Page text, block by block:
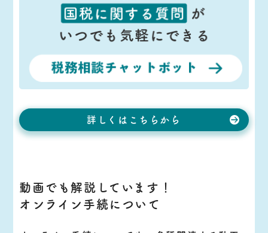
詳しくはこちらから
動画でも解説しています！
オンライン手続について